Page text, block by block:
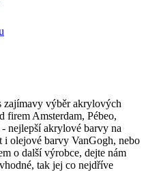
zajímavy výběr akrylových
firem Amsterdam, Pébeo,
nejlepší akrylové barvy na
i olejové barvy VanGogh, nebo
o další výrobce, dejte nám
tak jej co nejdříve